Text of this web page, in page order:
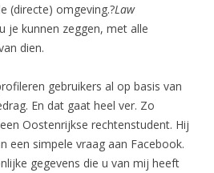
(directe) omgeving.?Law
je kunnen zeggen, met alle
dien.
gebruikers al op basis van
En dat gaat heel ver. Zo
Oostenrijkse rechtenstudent. Hij
een simpele vraag aan Facebook.
gegevens die u van mij heeft